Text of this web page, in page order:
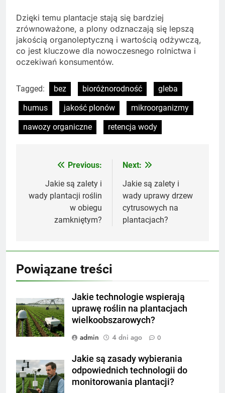
Dzięki temu plantacje stają się bardziej
zrównoważone, a plony odznaczają się lepszą
jakością organoleptyczną i wartością odżywczą,
co jest kluczowe dla nowoczesnego rolnictwa i
oczekiwań konsumentów.
Tagged: bez bioróżnorodność
gleba
humus
jakość plonów
mikroorganizmy
nawozy organiczne
retencja wody
Nawigacja
wpisu
Previous:
Jakie są zalety i
wady plantacji roślin
w obiegu
zamkniętym?
Next:
Jakie są zalety i
wady uprawy drzew
cytrusowych na
plantacjach?
Powiązane treści
Jakie technologie wspierają
uprawę roślin na plantacjach
wielkoobszarowych?
admin
4 dni ago 0
Jakie są zasady wybierania
odpowiednich technologii do
monitorowania plantacji?